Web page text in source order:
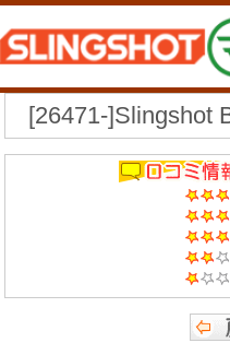
[26471-]Slingshot